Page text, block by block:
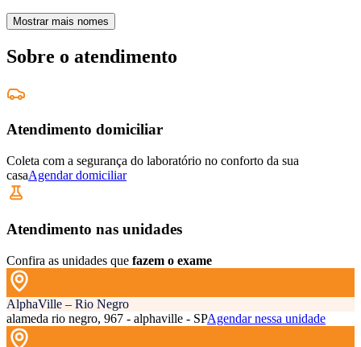
Mostrar mais nomes
Sobre o atendimento
Atendimento domiciliar
Coleta com a segurança do laboratório no conforto da sua
casaAgendar domiciliar
Atendimento nas unidades
Confira as unidades que fazem o exame
AlphaVille – Rio Negro
alameda rio negro, 967 - alphaville - SPAgendar nessa unidade